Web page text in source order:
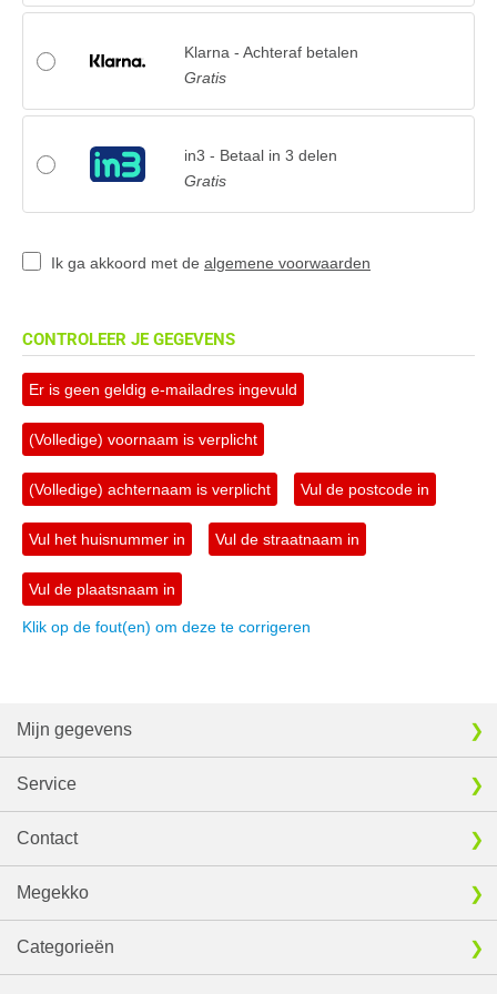
Klarna - Achteraf betalen
Gratis
in3 - Betaal in 3 delen
Gratis
Ik ga akkoord met de algemene voorwaarden
CONTROLEER JE GEGEVENS
Er is geen geldig e-mailadres ingevuld
(Volledige) voornaam is verplicht
(Volledige) achternaam is verplicht Vul de postcode in
Vul het huisnummer in Vul de straatnaam in
Vul de plaatsnaam in
Klik op de fout(en) om deze te corrigeren
Mijn gegevens
Service
Contact
Megekko
Categorieën